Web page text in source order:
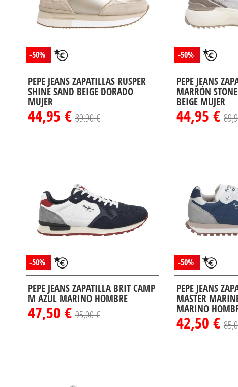
-50%
PEPE JEANS ZAPATILLAS RUSPER
SHINE SAND BEIGE DORADO
MUJER
44,95 €89,90 €
-50%
PEPE JEANS
MARRÓN
BEIGE MUJER
44,95 €
-50%
PEPE JEANS ZAPATILLA BRIT CAMP
M AZUL MARINO HOMBRE
47,50 €95,00 €
-50%
PEPE JEANS
MASTER
MARINO
42,50 €